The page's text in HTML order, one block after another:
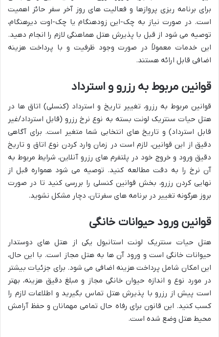
برای برنامه ریزی پروازها و فعالیت های روز آخر سفر حائز اهمیت
است. در صورت نیاز به چک-این زودهنگام یا چک-اوت دیرهنگام،
توصیه می شود از قبل با پذیرش هتل هماهنگی لازم را انجام دهید.
این خدمات معمولاً در صورت وجود ظرفیت و با پرداخت هزینه
اضافی قابل ارائه هستند.
قوانین مربوط به رزرو و استرداد
قوانین مربوط به رزرو، تغییر تاریخ و استرداد (کنسلی) اتاق ها در
هتل حیات سنتریک لونت بسته به نوع نرخ رزرو (قابل استرداد/غیر
قابل استرداد) و تاریخ های انتخابی شما متغیر است. برای آگاهی
دقیق از این قوانین، لازم است در زمان وارد کردن نوع اتاق و تاریخ
دقیق ورود و خروج خود در پلتفرم های رزرو آنلاین، شرایط مربوط به
آن نرخ را به دقت مطالعه کنید. توصیه می شود همواره قبل از
نهایی کردن رزرو، بخش قوانین کنسلی را بررسی کنید تا در صورت
بروز هرگونه تغییر در برنامه های سفرتان، دچار مشکل نشوید.
قوانین ورود حیوانات خانگی
هتل حیات سنتریک لونت استانبول یکی از هتل های دوستدار
حیوانات خانگی است و ورود آن ها به هتل مجاز است. با این حال،
این امکان شامل پرداخت هزینه اضافی می شود. برای جزئیات بیشتر
در مورد نوع و اندازه حیوان خانگی مجاز و مبلغ دقیق هزینه، بهتر
است پیش از رزرو با پذیرش هتل تماس بگیرید و اطلاعات لازم را
کسب کنید. این قانون برای رفاه حال تمامی مهمانان و حفظ آرامش
محیط هتل وضع شده است.